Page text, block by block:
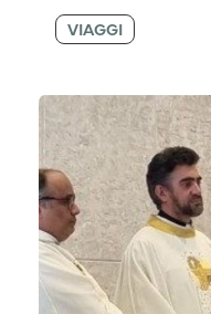
VIAGGI